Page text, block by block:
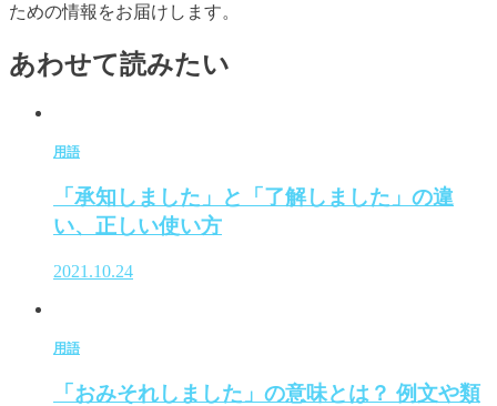
ための情報をお届けします。
あわせて読みたい
用語
「承知しました」と「了解しました」の違
い、正しい使い方
2021.10.24
用語
「おみそれしました」の意味とは？ 例文や類